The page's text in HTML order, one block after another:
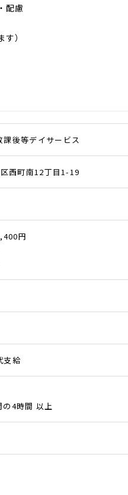
配慮
）
課後等デイサービス
西町南12丁目1-19
円
支給
4時間 以上